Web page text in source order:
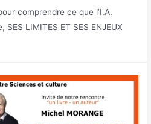
comprendre ce que l’I.A.
LIMITES ET SES ENJEUX